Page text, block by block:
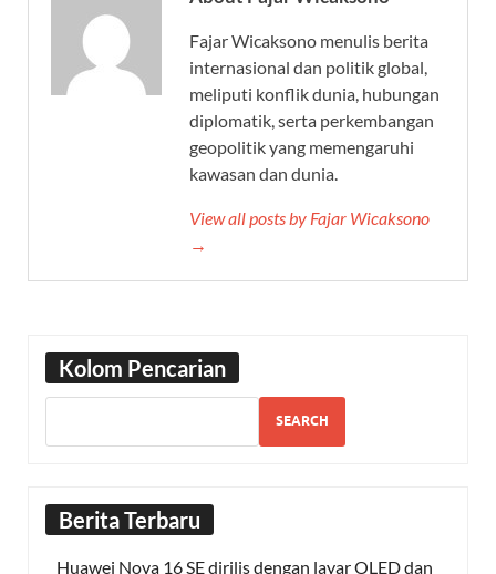
Fajar Wicaksono menulis berita
internasional dan politik global,
meliputi konflik dunia, hubungan
diplomatik, serta perkembangan
geopolitik yang memengaruhi
kawasan dan dunia.
View all posts by Fajar Wicaksono
→
Kolom Pencarian
SEARCH
Berita Terbaru
Huawei Nova 16 SE dirilis dengan layar OLED dan